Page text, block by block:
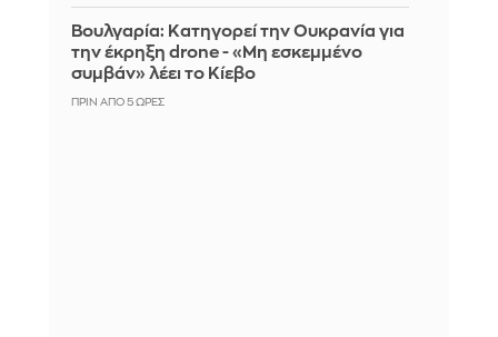
Βουλγαρία: Κατηγορεί την Ουκρανία για
την έκρηξη drone - «Μη εσκεμμένο
συμβάν» λέει το Κίεβο
ΠΡΙΝ ΑΠΌ 5 ΏΡΕΣ